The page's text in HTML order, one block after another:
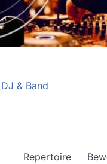
DJ & Band
Repertoire